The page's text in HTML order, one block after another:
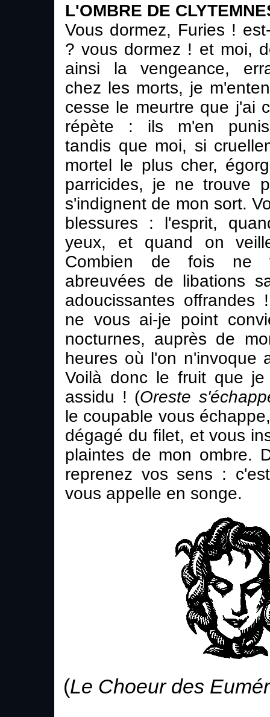
L'OMBRE DE
Vous dormez, Furies !
? vous dormez ! et moi,
ainsi la vengeance,
chez les morts, je
cesse le meurtre que j'ai
répète : ils m'en
tandis que moi, si
mortel le plus cher,
parricides, je ne trouve
s'indignent de mon sort.
blessures : l'esprit,
yeux, et quand on
Combien de fois ne
abreuvées de libations
adoucissantes
ne vous ai-je point
nocturnes, auprès de
heures où l'on n'invoque
Voilà donc le fruit que
assidu ! (Oreste
le coupable vous
dégagé du filet, et vous
plaintes de mon ombre.
reprenez vos sens :
vous appelle en songe.
(Le Choeur des